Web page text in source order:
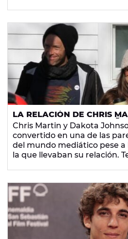
LA RELACIÓN DE CHRIS
JOHNSON DURANTE 7
DIFERENCIA DE EDAD, SU
RUPTURA Y LOS PLANES
Chris Martin y Dakota
convertido en una de las
del mundo mediático pese a
la que llevaban su relación.